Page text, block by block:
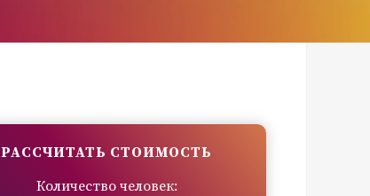
РАССЧИТАТЬ СТОИМОСТЬ
Количество человек: